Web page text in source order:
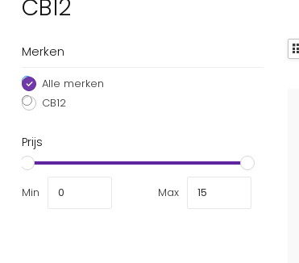
CB12
Merken
Alle merken
CB12
Prijs
Min Max